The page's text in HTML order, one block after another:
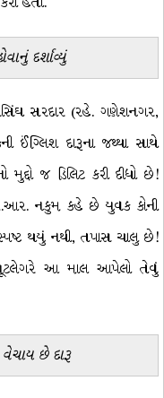
દર્શાવ્યું
સરદાર (રહે. ગણેશનગર,
ઈંગ્લિશ દારૂના જથ્થા સાથે
મુદ્દો જ ડિલિટ કરી દીધો છે!
નકુમ કહે છે યુવક કોની
થયું નથી, તપાસ ચાલુ છે!
આ માલ આપેલો તેવું
વેચાય છે દારૂ